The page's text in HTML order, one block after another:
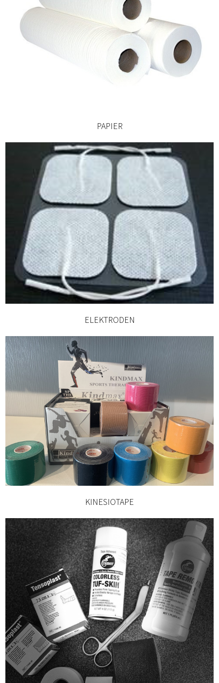
PAPIER
ELEKTRODEN
KINESIOTAPE